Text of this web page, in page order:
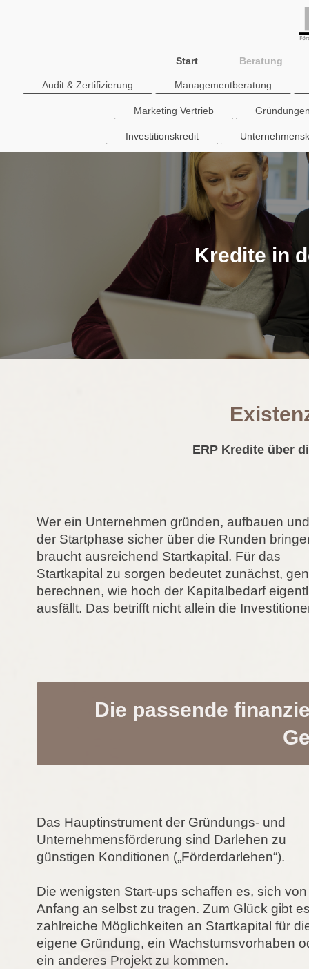
Start Beratung
Audit & Zertifizierung Managementberatung
Marketing Vertrieb
Investitionskredit
Kredite in
ERP Kredite über
Wer ein Unternehmen gründen, aufbauen
der Startphase sicher über die Runden
braucht ausreichend Startkapital. Für das
Startkapital zu sorgen bedeutet zunächst,
berechnen, wie hoch der Kapitalbedarf
ausfällt. Das betrifft nicht allein die
Die passende
Das Hauptinstrument der Gründungs- und
Unternehmensförderung sind Darlehen zu
günstigen Konditionen („Förderdarlehen“).
Die wenigsten Start-ups schaffen es, sich von
Anfang an selbst zu tragen. Zum Glück gibt
zahlreiche Möglichkeiten an Startkapital für
eigene Gründung, ein Wachstumsvorhaben
ein anderes Projekt zu kommen.